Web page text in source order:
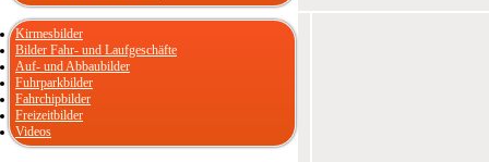
Kirmesbilder
Bilder Fahr- und Laufgeschäfte
Auf- und Abbaubilder
Fuhrparkbilder
Fahrchipbilder
Freizeitbilder
Videos